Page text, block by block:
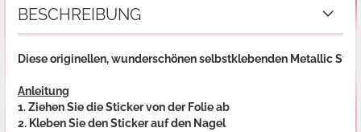
BESCHREIBUNG
Diese originellen, wunderschönen selbstklebenden Metallic
Anleitung
1. Ziehen Sie die Sticker von der Folie ab
2. Kleben Sie den Sticker auf den Nagel